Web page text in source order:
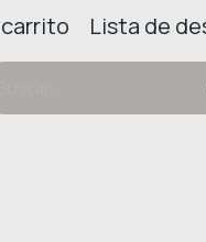
Lista de